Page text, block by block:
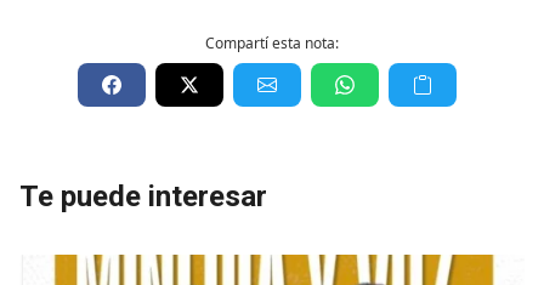
Compartí esta nota:
Te puede interesar